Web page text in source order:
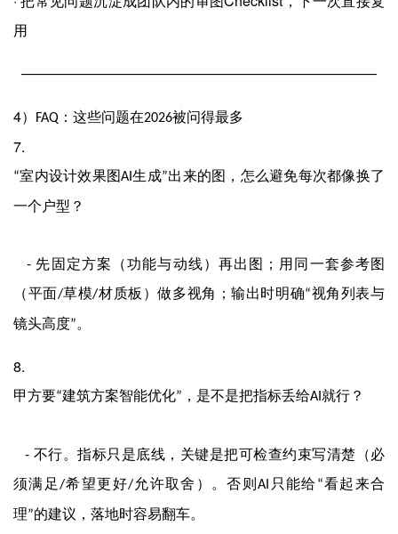
用
──────────────────────────────────────────────────
4） FAQ ：这些问题在2026被问得最多
7.
“室内设计效果图AI生成”出来的图，怎么避免每次都像换了
一个户型？
- 先固定方案（功能与动线）再出图；用同一套参考图
（平面/草模/材质板）做多视角；输出时明确“视角列表与
镜头高度”。
8.
甲方要“建筑方案智能优化” ，是不是把指标丢给AI就行？
- 不行。指标只是底线，关键是把可检查约束写清楚（必
须满足/希望更好/允许取舍）。否则AI 只能给“看起来合
理”的建议，落地时容易翻车。